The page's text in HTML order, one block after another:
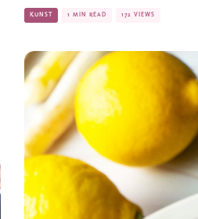
KUNST 1 MIN READ 172 VIEWS